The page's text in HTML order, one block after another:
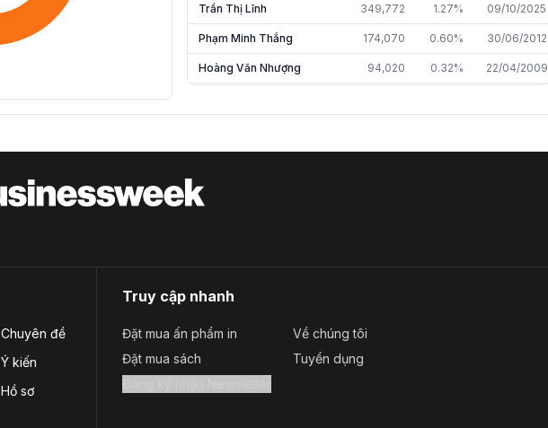
Trần Thị Lĩnh 349,772 1.27% 09/10/2025
Phạm Minh Thắng 174,070 0.60% 30/06/2012
Hoàng Văn Nhượng 94,020 0.32% 22/04/2009
Nguyễn Tiến Minh 54,354 0.16% 18/03/2024
Nguyễn Bắc Sơn
Hồ Thị Kim Thoa
Lê Thị Kim Chi
Nguyễn Hoàng Anh
Ngô Đức Thọ
Chuyên đề
Ý kiến
Hồ sơ
Truy cập nhanh
Đặt mua ấn phẩm in
Đặt mua sách
Về chúng tôi
Tuyển dụng